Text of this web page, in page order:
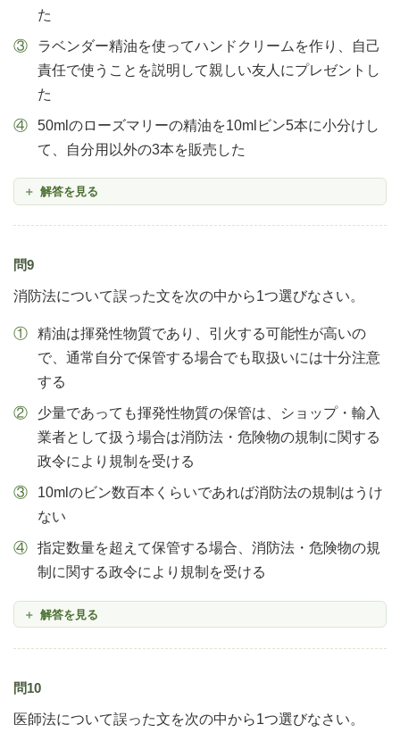
た
ラベンダー精油を使ってハンドクリームを作り、自己
責任で使うことを説明して親しい友人にプレゼントし
た
50mlのローズマリーの精油を10mlビン5本に小分けし
て、自分用以外の3本を販売した
解答を見る
問9
消防法について誤った文を次の中から1つ選びなさい。
精油は揮発性物質であり、引火する可能性が高いの
で、通常自分で保管する場合でも取扱いには十分注意
する
少量であっても揮発性物質の保管は、ショップ・輸入
業者として扱う場合は消防法・危険物の規制に関する
政令により規制を受ける
10mlのビン数百本くらいであれば消防法の規制はうけ
ない
指定数量を超えて保管する場合、消防法・危険物の規
制に関する政令により規制を受ける
解答を見る
問10
医師法について誤った文を次の中から1つ選びなさい。